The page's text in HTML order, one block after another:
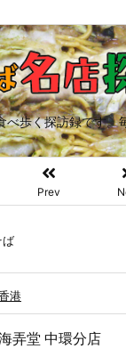
べ歩く探訪録です。
Prev
ば
港
海弄堂 中環分店